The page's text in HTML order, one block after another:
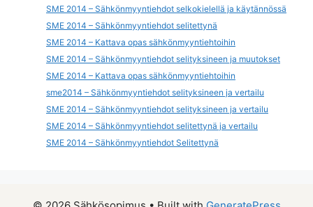
SME 2014 – Sähkönmyyntiehdot selkokielellä ja käytännössä
SME 2014 – Sähkönmyyntiehdot selitettynä
SME 2014 – Kattava opas sähkönmyyntiehtoihin
SME 2014 – Sähkönmyyntiehdot selityksineen ja muutokset
SME 2014 – Kattava opas sähkönmyyntiehtoihin
sme2014 – Sähkönmyyntiehdot selityksineen ja vertailu
SME 2014 – Sähkönmyyntiehdot selityksineen ja vertailu
SME 2014 – Sähkönmyyntiehdot selitettynä ja vertailu
SME 2014 – Sähkönmyyntiehdot Selitettynä